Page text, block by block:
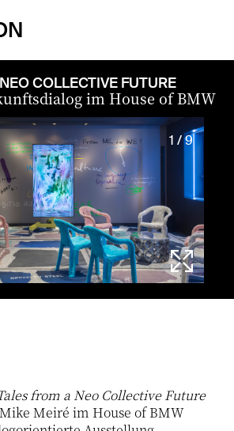
COLLECTIVE FUTURE
im House of BMW
1 / 9
from a Neo Collective Future
Meiré im House of BMW